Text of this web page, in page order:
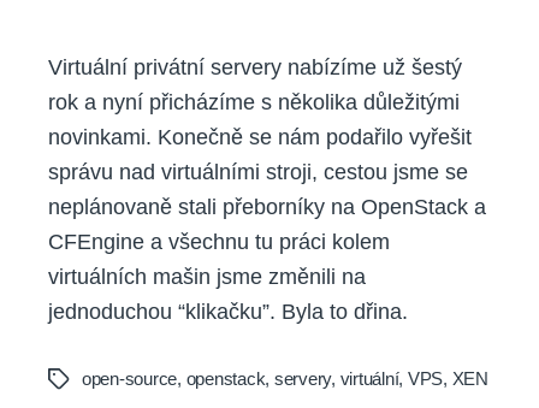
Virtuální privátní servery nabízíme už šestý
rok a nyní přicházíme s několika důležitými
novinkami. Konečně se nám podařilo vyřešit
správu nad virtuálními stroji, cestou jsme se
neplánovaně stali přeborníky na OpenStack a
CFEngine a všechnu tu práci kolem
virtuálních mašin jsme změnili na
jednoduchou “klikačku”. Byla to dřina.
Tagsopen-source, openstack, servery, virtuální, VPS, XEN